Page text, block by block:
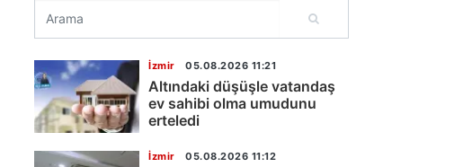
İzmir 05.08.2026 11:21
Altındaki düşüşle vatandaş
ev sahibi olma umudunu
erteledi
İzmir 05.08.2026 11:12